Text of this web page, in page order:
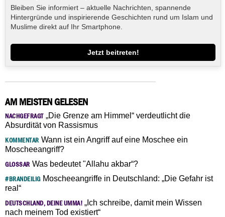
Bleiben Sie informiert – aktuelle Nachrichten, spannende
Hintergründe und inspirierende Geschichten rund um Islam und
Muslime direkt auf Ihr Smartphone.
Jetzt beitreten!
AM MEISTEN GELESEN
NACHGEFRAGT„Die Grenze am Himmel“ verdeutlicht die
Absurdität von Rassismus
KOMMENTAR Wann ist ein Angriff auf eine Moschee ein
Moscheeangriff?
GLOSSAR Was bedeutet "Allahu akbar“?
#BRANDEILIGMoscheeangriffe in Deutschland: „Die Gefahr ist
real“
DEUTSCHLAND, DEINE UMMA! „Ich schreibe, damit mein Wissen
nach meinem Tod existiert“